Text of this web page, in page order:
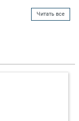
Читать все